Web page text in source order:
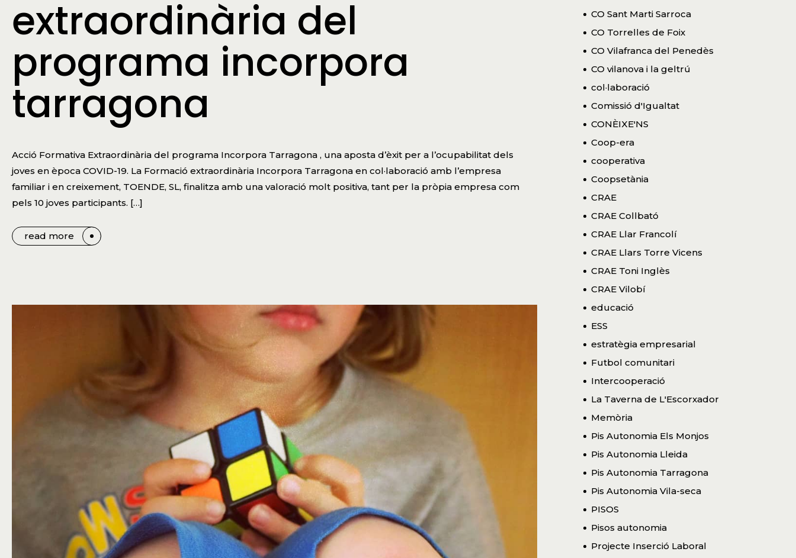
extraordinària del
programa incorpora
tarragona
Acció Formativa Extraordinària del programa Incorpora Tarragona , una aposta d’èxit per a l’ocupabilitat dels
joves en època COVID-19. La Formació extraordinària Incorpora Tarragona en col·laboració amb l’empresa
familiar i en creixement, TOENDE, SL, finalitza amb una valoració molt positiva, tant per la pròpia empresa com
pels 10 joves participants. […]
read more
CO Sant Marti Sarroca
CO Torrelles de Foix
CO Vilafranca del Penedès
CO vilanova i la geltrú
col·laboració
Comissió d'Igualtat
CONÈIXE'NS
Coop-era
cooperativa
Coopsetània
CRAE
CRAE Collbató
CRAE Llar Francolí
CRAE Llars Torre Vicens
CRAE Toni Inglès
CRAE Vilobí
educació
ESS
estratègia empresarial
Futbol comunitari
Intercooperació
La Taverna de L'Escorxador
Memòria
Pis Autonomia Els Monjos
Pis Autonomia Lleida
Pis Autonomia Tarragona
Pis Autonomia Vila-seca
PISOS
Pisos autonomia
Projecte Inserció Laboral